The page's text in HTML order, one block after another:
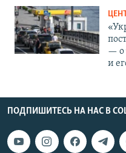
— о
и
ПОДПИШИТЕСЬ НА НАС В